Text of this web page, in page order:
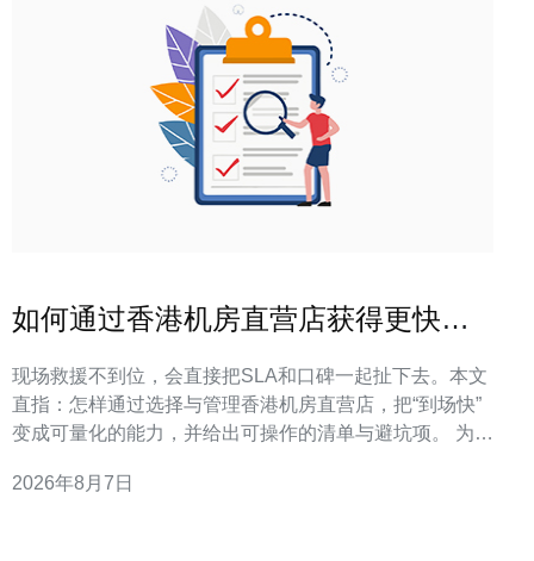
如何通过香港机房直营店获得更快捷
现场救援不到位，会直接把SLA和口碑一起扯下去。本文
直指：怎样通过选择与管理香港机房直营店，把“到场快”
变成可量化的能力，并给出可操作的清单与避坑项。 为什
地部署自己的运维团队、备件与物流链路，省去了第三方
2026年8月7日